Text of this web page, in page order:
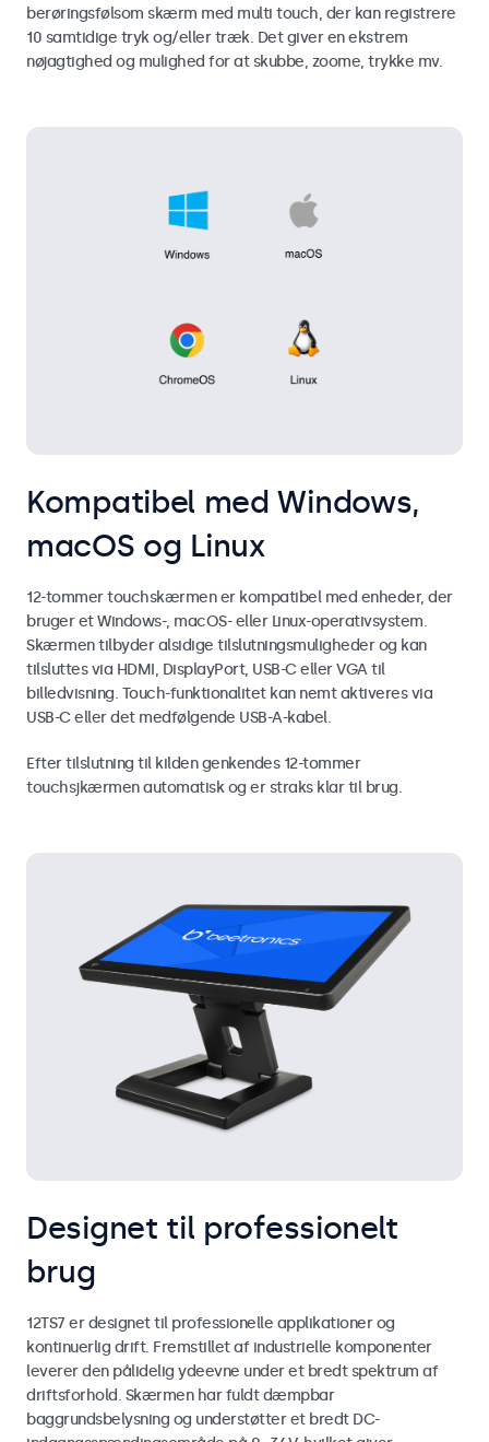
berøringsfølsom skærm med multi touch, der kan registrere
10 samtidige tryk og/eller træk. Det giver en ekstrem
nøjagtighed og mulighed for at skubbe, zoome, trykke mv.
Kompatibel med Windows,
macOS og Linux
12-tommer touchskærmen er kompatibel med enheder, der
bruger et Windows-, macOS- eller Linux-operativsystem.
Skærmen tilbyder alsidige tilslutningsmuligheder og kan
tilsluttes via HDMI, DisplayPort, USB-C eller VGA til
billedvisning. Touch-funktionalitet kan nemt aktiveres via
USB-C eller det medfølgende USB-A-kabel.
Efter tilslutning til kilden genkendes 12-tommer
touchsjkærmen automatisk og er straks klar til brug.
Designet til professionelt
brug
12TS7 er designet til professionelle applikationer og
kontinuerlig drift. Fremstillet af industrielle komponenter
leverer den pålidelig ydeevne under et bredt spektrum af
driftsforhold. Skærmen har fuldt dæmpbar
baggrundsbelysning og understøtter et bredt DC-